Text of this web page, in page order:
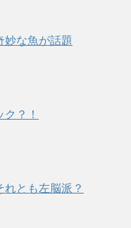
妙な魚が話題
？！
れとも左脳派？